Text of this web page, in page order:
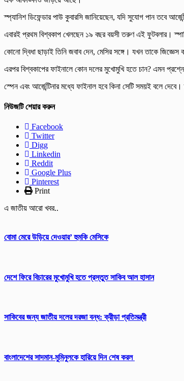
স্প্যানিশ ডিফেন্ডার পাউ কুবারসি জানিয়েছেন, যদি সুযোগ পান তবে
এবারই প্রথম বিশ্বকাপ খেলছেন ১৯ বছর বয়সী তরুণ এই ফুটবলার।
কোনো দ্বিধা ছাড়াই তিনি জবাব দেন, মেসির সঙ্গে। যখন তাকে
এরপর বিশ্বকাপের ফাইনালে কোন দলের মুখোমুখি হতে চান? এমন প্রশ্নে
স্পেন এবং আর্জেন্টিনার মধ্যে ফাইনাল হবে কিনা সেটি সময়ই বলে
নিউজটি শেয়ার করুন
Facebook
Twitter
Digg
Linkedin
Reddit
Google Plus
Pinterest
Print
এ জাতীয় আরো খবর..
বোমা মেরে উড়িয়ে দেওয়ার’ হুমকি মেসিকে
দেশে ফিরে বিচারের মুখোমুখি হতে প্রস্তুত সাকিব আল হাসান
সাকিবের জন্য জাতীয় দলের দরজা বন্ধ: ক্রীড়া প্রতিমন্ত্রী
বাংলাদেশের সাদমান-মুমিনুলকে হারিয়ে দিন শেষ করল